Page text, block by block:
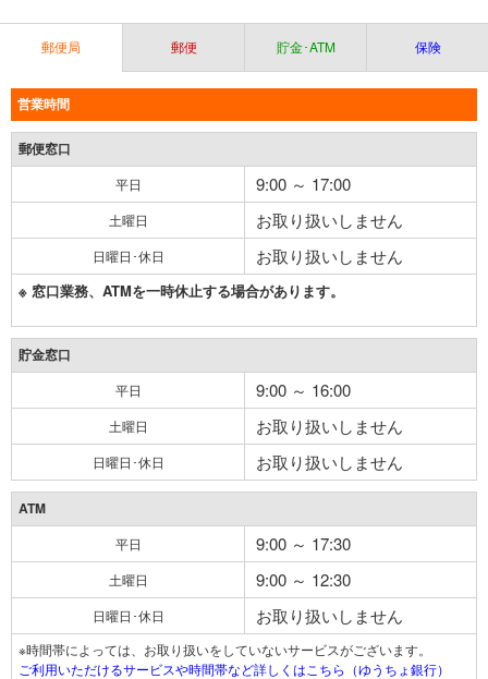
郵便局 郵便 貯金･ATM 保険
営業時間
郵便窓口
平日 9:00 ～ 17:00
土曜日 お取り扱いしません
日曜日･休日 お取り扱いしません
※ 窓口業務、ATMを一時休止する場合があります。
貯金窓口
平日 9:00 ～ 16:00
土曜日 お取り扱いしません
日曜日･休日 お取り扱いしません
ATM
平日 9:00 ～ 17:30
土曜日 9:00 ～ 12:30
日曜日･休日 お取り扱いしません
※時間帯によっては、お取り扱いをしていないサービスがございます。
ご利用いただけるサービスや時間帯など詳しくはこちら（ゆうちょ銀行）